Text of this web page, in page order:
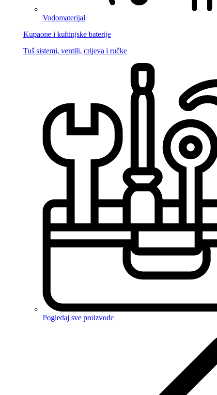
Vodomaterijal
Kupaone i kuhinjske baterije
Tuš sistemi, ventili, crijeva i ručke
Pogledaj sve proizvode